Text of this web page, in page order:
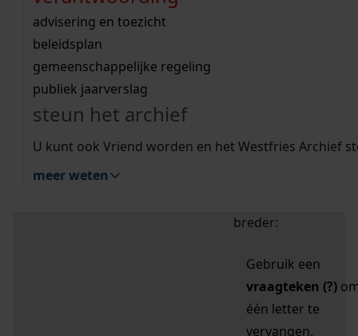
bouwvergunningen
omgevingsvergunningen
vergunningen
beeld en geluid
uitleg nodig?
Wij helpen u op weg met een aantal zoektips.
bekijk alle zoektips
Wij helpen u op weg met een aantal zoektips.
bekijk alle zoektips
bekijk ons geschiedenislokaal
advisering en toezicht
beleidsplan
gemeenschappelijke regeling
publiek jaarverslag
steun het archief
U kunt ook Vriend worden en het Westfries Archief
meer weten
zoektips
Mijn Studiezaal (inloggen)
uw zoekopdracht te
breder:
Gebruik een
vraagteken (?)
één letter te
vervangen.